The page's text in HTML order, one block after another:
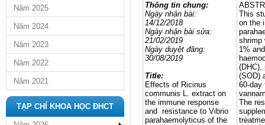
Năm 2025
Năm 2024
Năm 2023
Năm 2022
Năm 2021
TẠP CHÍ KHOA HỌC ĐHCT
Thông tin chung:
Ngày nhận bài:
14/12/2018
Ngày nhận bài sửa:
21/02/2019
Ngày duyệt đăng:
30/08/2019
Title:
Effects of Ricinus
communis L. extract on
the immune response
and resistance to Vibrio
parahaemolyticus of the
This
on the
shrimp
1%
(DHC),
(SOD)
60-day
The